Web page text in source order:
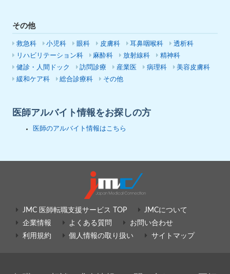
その他
救急科 小児科 眼科 皮膚科 耳鼻咽喉科
透析科
リハビリテーション科
麻酔科 放射線科
精神科
健診・人間ドック
訪問診療 産業医 病理科
美容皮膚科
緩和ケア科
総合診療科 その他
医師アルバイト情報をお探しの方
医師のアルバイト情報はこちら
JMC 医師転職支援サービス TOP
JMCについて
企業情報
よくある質問
お問い合わせ
利用規約
個人情報の取り扱い サイトマップ